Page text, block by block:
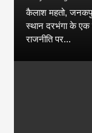
कैलाश महतो,
स्थान दरभंगा के
राजनीति पर...